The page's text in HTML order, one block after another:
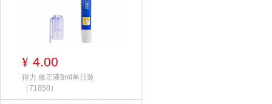
¥ 4.00
得力 修正液8ml单只装
（71850）